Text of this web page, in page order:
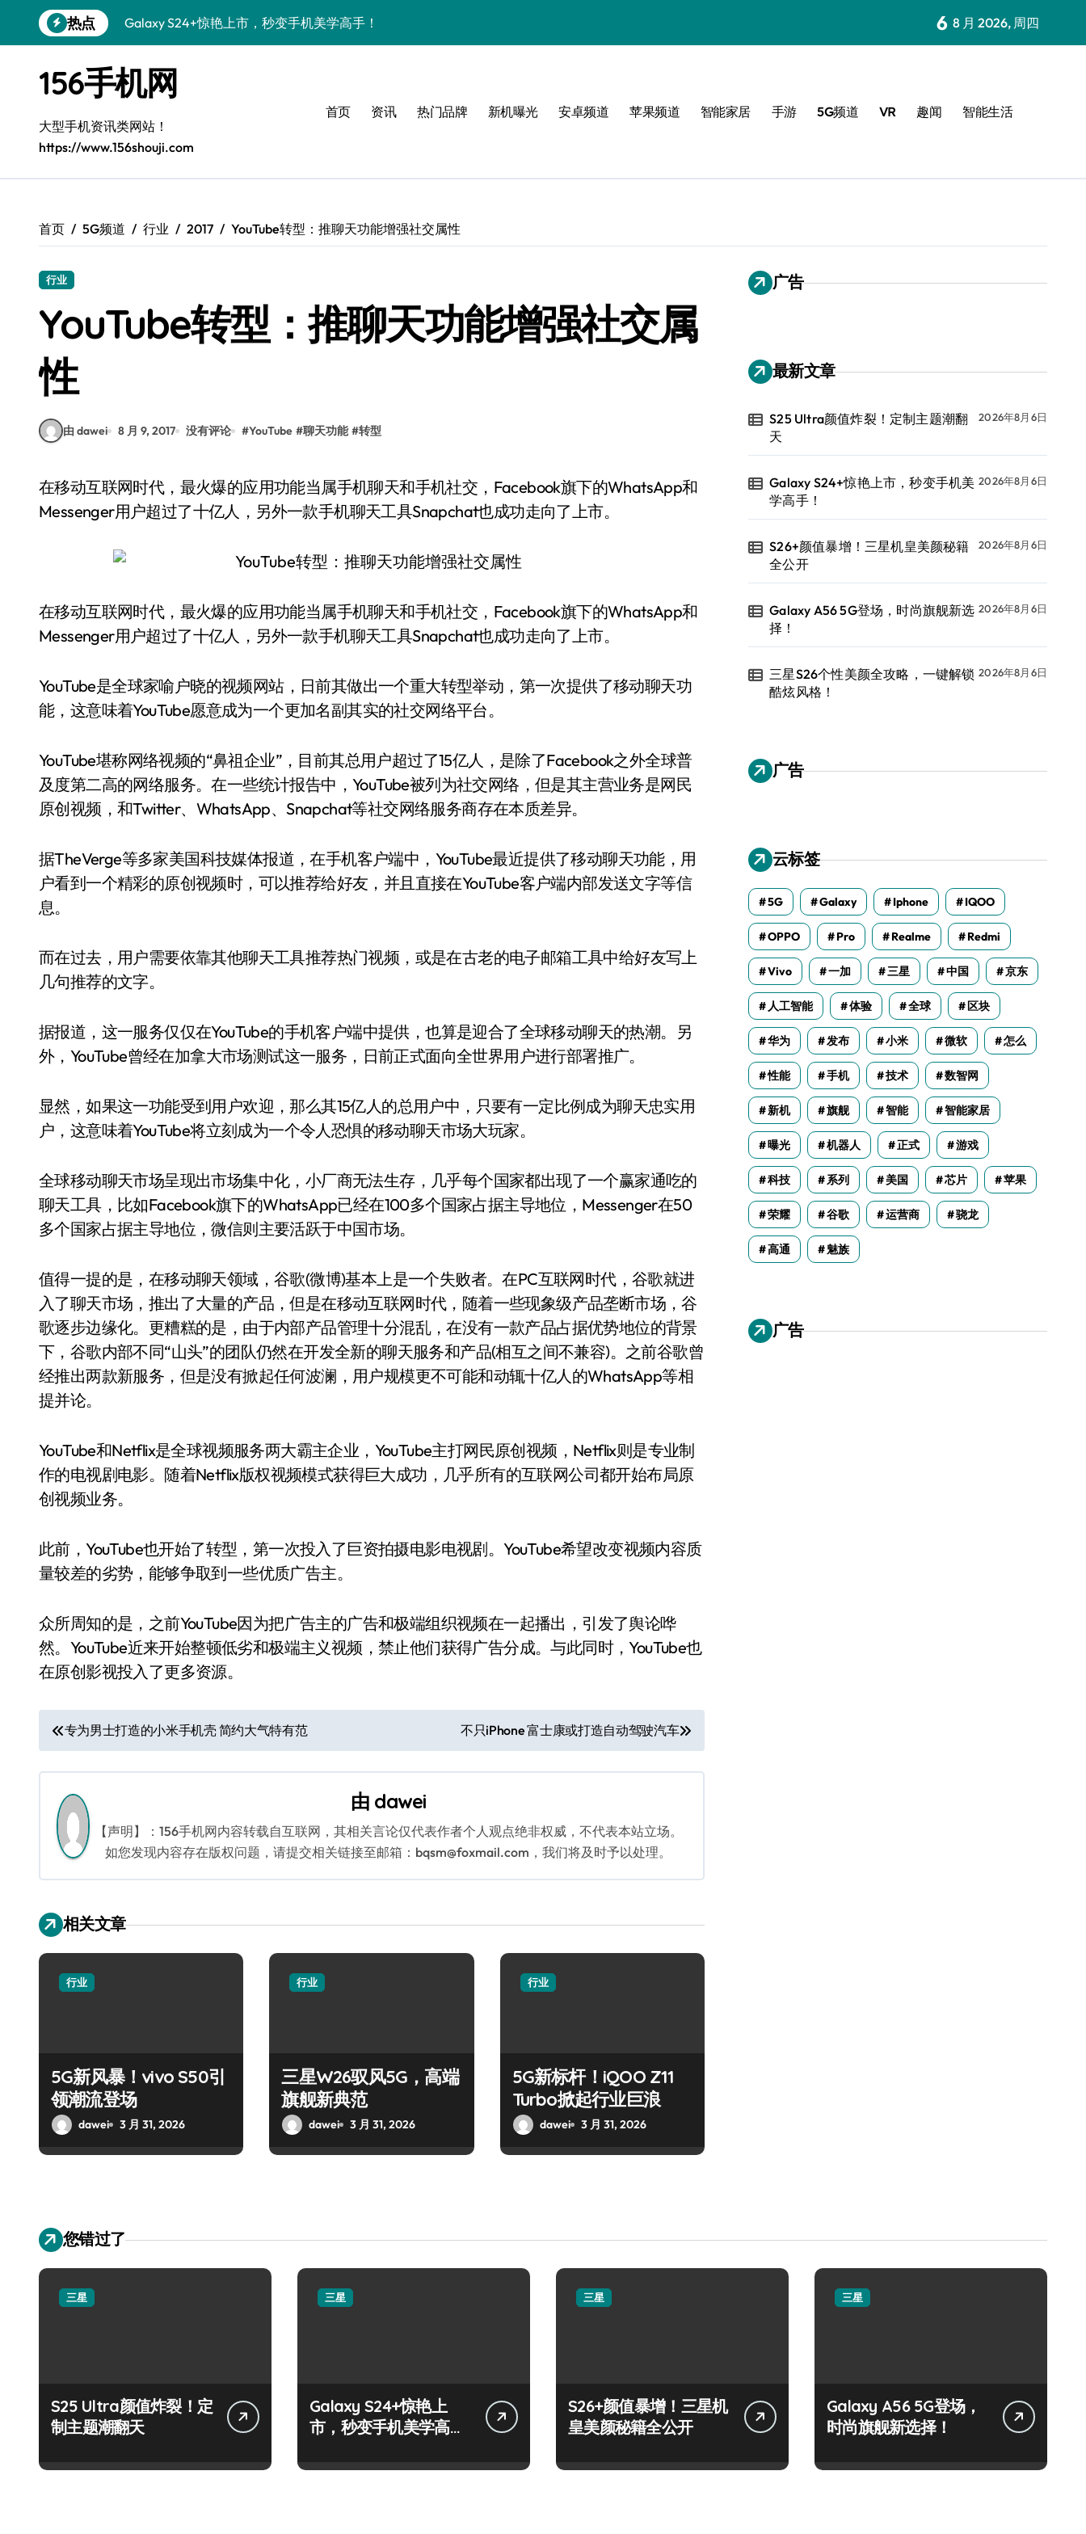
到
热点
Galaxy S24+惊艳上市，秒变手机美学高手！
Galaxy A56 5G登场，时尚旗舰新选择！
三星S26个性美颜全攻略，一键解锁酷炫风格！
S25美化秘籍：个性潮玩，炫酷加倍！
Galaxy C55 5G焕新秘籍：潮流定制，玩转无限可能
Galaxy Z Flip6：折叠时尚，一瞬惊艳
S25 Ultra颜值炸裂！定制主题潮翻天
6 8 月 2026, 周四
156手机网
大型手机资讯类网站！
https://www.156shouji.com
首页 资讯 热门品牌 新机曝光 安卓频道 苹果频道 智能家居 手游 5G频道 VR 趣闻 智能生活
首页 5G频道 行业 2017 YouTube转型：推聊天功能增强社交属性
行业
YouTube转型：推聊天功能增强社交属
性
由 dawei 8 月 9, 2017 没有评论 #YouTube #聊天功能 #转型
在移动互联网时代，最火爆的应用功能当属手机聊天和手机社交，Facebook旗下的WhatsApp和
Messenger用户超过了十亿人，另外一款手机聊天工具Snapchat也成功走向了上市。
在移动互联网时代，最火爆的应用功能当属手机聊天和手机社交，Facebook旗下的WhatsApp和
Messenger用户超过了十亿人，另外一款手机聊天工具Snapchat也成功走向了上市。
YouTube是全球家喻户晓的视频网站，日前其做出一个重大转型举动，第一次提供了移动聊天功
能，这意味着YouTube愿意成为一个更加名副其实的社交网络平台。
YouTube堪称网络视频的“鼻祖企业”，目前其总用户超过了15亿人，是除了Facebook之外全球普
及度第二高的网络服务。在一些统计报告中，YouTube被列为社交网络，但是其主营业务是网民
原创视频，和Twitter、WhatsApp、Snapchat等社交网络服务商存在本质差异。
据TheVerge等多家美国科技媒体报道，在手机客户端中，YouTube最近提供了移动聊天功能，用
户看到一个精彩的原创视频时，可以推荐给好友，并且直接在YouTube客户端内部发送文字等信
息。
而在过去，用户需要依靠其他聊天工具推荐热门视频，或是在古老的电子邮箱工具中给好友写上
几句推荐的文字。
据报道，这一服务仅仅在YouTube的手机客户端中提供，也算是迎合了全球移动聊天的热潮。另
外，YouTube曾经在加拿大市场测试这一服务，日前正式面向全世界用户进行部署推广。
显然，如果这一功能受到用户欢迎，那么其15亿人的总用户中，只要有一定比例成为聊天忠实用
户，这意味着YouTube将立刻成为一个令人恐惧的移动聊天市场大玩家。
全球移动聊天市场呈现出市场集中化，小厂商无法生存，几乎每个国家都出现了一个赢家通吃的
聊天工具，比如Facebook旗下的WhatsApp已经在100多个国家占据主导地位，Messenger在50
多个国家占据主导地位，微信则主要活跃于中国市场。
值得一提的是，在移动聊天领域，谷歌(微博)基本上是一个失败者。在PC互联网时代，谷歌就进
入了聊天市场，推出了大量的产品，但是在移动互联网时代，随着一些现象级产品垄断市场，谷
歌逐步边缘化。更糟糕的是，由于内部产品管理十分混乱，在没有一款产品占据优势地位的背景
下，谷歌内部不同“山头”的团队仍然在开发全新的聊天服务和产品(相互之间不兼容)。之前谷歌曾
经推出两款新服务，但是没有掀起任何波澜，用户规模更不可能和动辄十亿人的WhatsApp等相
提并论。
YouTube和Netflix是全球视频服务两大霸主企业，YouTube主打网民原创视频，Netflix则是专业制
作的电视剧电影。随着Netflix版权视频模式获得巨大成功，几乎所有的互联网公司都开始布局原
创视频业务。
此前，YouTube也开始了转型，第一次投入了巨资拍摄电影电视剧。YouTube希望改变视频内容质
量较差的劣势，能够争取到一些优质广告主。
众所周知的是，之前YouTube因为把广告主的广告和极端组织视频在一起播出，引发了舆论哗
然。YouTube近来开始整顿低劣和极端主义视频，禁止他们获得广告分成。与此同时，YouTube也
在原创影视投入了更多资源。
文
章
导
航
专为男士打造的小米手机壳 简约大气特有范 不只iPhone 富士康或打造自动驾驶汽车
由 dawei
【声明】：156手机网内容转载自互联网，其相关言论仅代表作者个人观点绝非权威，不代表本站立场。
如您发现内容存在版权问题，请提交相关链接至邮箱：bqsm@foxmail.com，我们将及时予以处理。
相关文章
行业
5G新风暴！vivo S50引
领潮流登场
dawei 3 月 31, 2026
行业
三星W26驭风5G，高端
旗舰新典范
dawei 3 月 31, 2026
行业
5G新标杆！iQOO Z11
Turbo掀起行业巨浪
dawei 3 月 31, 2026
广告
最新文章
S25 Ultra颜值炸裂！定制主题潮翻
天
2026年8月6日
Galaxy S24+惊艳上市，秒变手机美
学高手！
2026年8月6日
S26+颜值暴增！三星机皇美颜秘籍
全公开
2026年8月6日
Galaxy A56 5G登场，时尚旗舰新选
择！
2026年8月6日
三星S26个性美颜全攻略，一键解锁
酷炫风格！
2026年8月6日
广告
云标签
5G Galaxy Iphone IQOO
OPPO Pro Realme Redmi
Vivo 一加 三星 中国 京东
人工智能 体验 全球 区块
华为 发布 小米 微软 怎么
性能 手机 技术 数智网
新机 旗舰 智能 智能家居
曝光 机器人 正式 游戏
科技 系列 美国 芯片 苹果
荣耀 谷歌 运营商 骁龙
高通 魅族
广告
您错过了
三星
S25 Ultra颜值炸裂！定
制主题潮翻天
三星
Galaxy S24+惊艳上
市，秒变手机美学高
三星
S26+颜值暴增！三星机
皇美颜秘籍全公开
三星
Galaxy A56 5G登场，
时尚旗舰新选择！